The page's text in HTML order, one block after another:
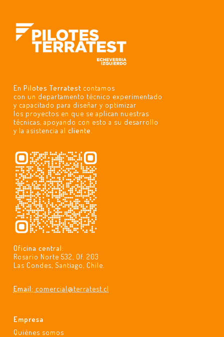
En Pilotes Terratest contamos
con un departamento técnico experimentado
y capacitado para diseñar y optimizar
los proyectos en que se aplican nuestras
técnicas, apoyando con esto a su desarrollo
y la asistencia al cliente
Oficina central:
Rosario Norte 532, Of. 203
Las Condes, Santiago, Chile.
Email: comercial@terratest.cl
Empresa
Quiénes somos